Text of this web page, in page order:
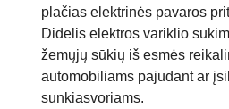
plačias elektrinės pavaros
Didelis elektros variklio
žemųjų sūkių iš esmės
automobiliams pajudant ar
sunkiasvoriams.